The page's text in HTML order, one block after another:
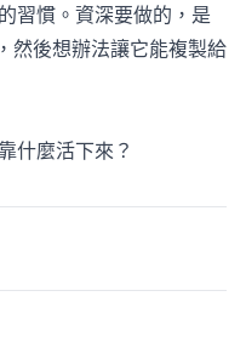
習慣。資深要做的，是
然後想辦法讓它能複製給
什麼活下來？